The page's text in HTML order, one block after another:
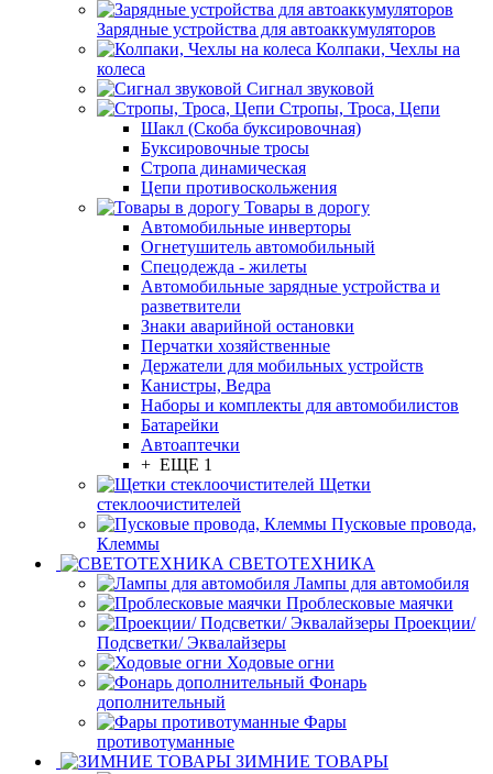
Зарядные устройства для автоаккумуляторов
Колпаки, Чехлы на
колеса
Сигнал звуковой
Стропы, Троса, Цепи
Шакл (Скоба буксировочная)
Буксировочные тросы
Стропа динамическая
Цепи противоскольжения
Товары в дорогу
Автомобильные инверторы
Огнетушитель автомобильный
Спецодежда - жилеты
Автомобильные зарядные устройства и
разветвители
Знаки аварийной остановки
Перчатки хозяйственные
Держатели для мобильных устройств
Канистры, Ведра
Наборы и комплекты для автомобилистов
Батарейки
Автоаптечки
+ ЕЩЕ 1
Щетки
стеклоочистителей
Пусковые провода,
Клеммы
СВЕТОТЕХНИКА
Лампы для автомобиля
Проблесковые маячки
Проекции/
Подсветки/ Эквалайзеры
Ходовые огни
Фонарь
дополнительный
Фары
противотуманные
ЗИМНИЕ ТОВАРЫ